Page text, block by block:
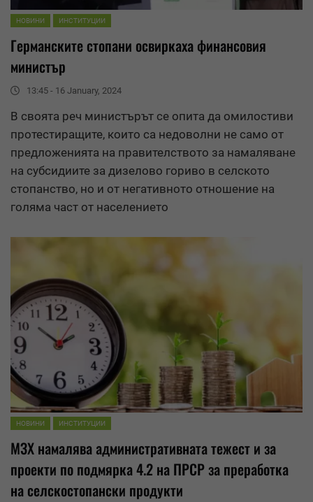
НОВИНИ ИНСТИТУЦИИ
Германските стопани освиркаха финансовия
министър
13:45 - 16 January, 2024
В своята реч министърът се опита да омилостиви
протестиращите, които са недоволни не само от
предложенията на правителството за намаляване
на субсидиите за дизелово гориво в селското
стопанство, но и от негативното отношение на
голяма част от населението
НОВИНИ ИНСТИТУЦИИ
МЗХ намалява административната тежест и за
проекти по подмярка 4.2 на ПРСР за преработка
на селскостопански продукти